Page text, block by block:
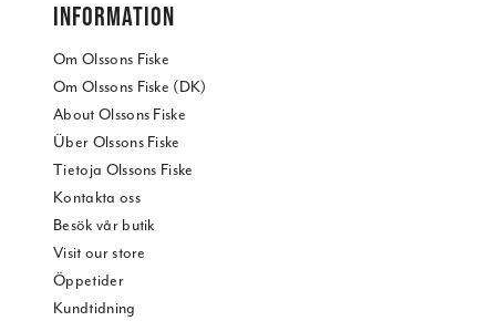
INFORMATION
Om Olssons Fiske
Om Olssons Fiske (DK)
About Olssons Fiske
Über Olssons Fiske
Tietoja Olssons Fiske
Kontakta oss
Besök vår butik
Visit our store
Öppetider
Kundtidning